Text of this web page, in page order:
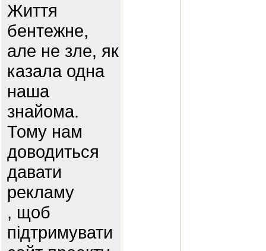
Життя
бентежне,
але не зле, як
казала одна
наша
знайома.
Тому нам
доводиться
давати
рекламу
, щоб
підтримувати